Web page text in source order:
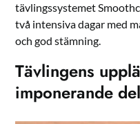
tävlingssystemet
två intensiva dagar med
och god stämning.
Tävlingens
imponerande